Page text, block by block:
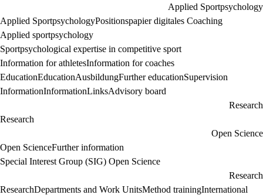
Applied Sportpsychology
Applied SportpsychologyPositionspapier digitales Coaching
Applied sportpsychology
Sportpsychological expertise in competitive sport
Information for athletesInformation for coaches
EducationEducationAusbildungFurther educationSupervision
InformationInformationLinksAdvisory board
Research
Research
Open Science
Open ScienceFurther information
Special Interest Group (SIG) Open Science
Research
ResearchDepartments and Work UnitsMethod trainingInternational